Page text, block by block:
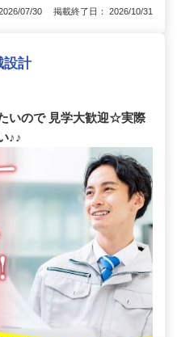
07/30 掲載終了日： 2026/10/31
設計
いので 見学大歓迎☆実際
♪♪